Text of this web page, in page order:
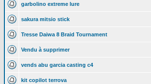
garbolino extreme lure
sakura mitsio stick
Tresse Daiwa 8 Braid Tournament
Vendu à supprimer
vends abu garcia casting c4
kit copilot terrova